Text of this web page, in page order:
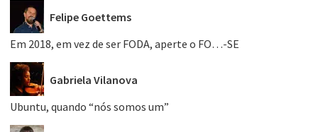
Felipe Goettems
Em 2018, em vez de ser FODA, aperte o FO…-SE
Gabriela Vilanova
Ubuntu, quando “nós somos um”